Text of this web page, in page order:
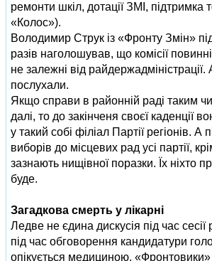
ремонти шкіл, дотації ЗМІ, підтримка
«Колос»).
Володимир Струк із «Фронту Змін» під
разів наголошував, що комісії
не залежні від
послухали.
Якщо справи в районній раді таким
далі, то до закінченя своєї каденції
у такий собі філіал Партії регіонів. А
виборів до місцевих рад усі партії,
зазнають нищівної поразки. Їх ніхто
буде.
Загадкова смерть у лікарні
Ледве не єдина дискусія під час
під час обговорення кандидатури
опікується медициною. «Фронтовики»